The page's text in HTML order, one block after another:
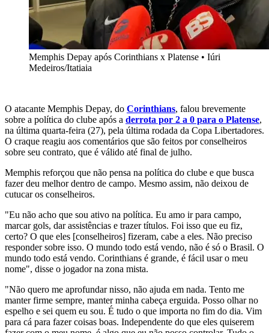
Memphis Depay após Corinthians x Platense • Iúri
Medeiros/Itatiaia
O atacante Memphis Depay, do Corinthians, falou brevemente
sobre a política do clube após a derrota por 2 a 0 para o Platense,
na última quarta-feira (27), pela última rodada da Copa Libertadores.
O craque reagiu aos comentários que são feitos por conselheiros
sobre seu contrato, que é válido até final de julho.
Memphis reforçou que não pensa na política do clube e que busca
fazer deu melhor dentro de campo. Mesmo assim, não deixou de
cutucar os conselheiros.
"Eu não acho que sou ativo na política. Eu amo ir para campo,
marcar gols, dar assistências e trazer títulos. Foi isso que eu fiz,
certo? O que eles [conselheiros] fizeram, cabe a eles. Não preciso
responder sobre isso. O mundo todo está vendo, não é só o Brasil. O
mundo todo está vendo. Corinthians é grande, é fácil usar o meu
nome", disse o jogador na zona mista.
"Não quero me aprofundar nisso, não ajuda em nada. Tento me
manter firme sempre, manter minha cabeça erguida. Posso olhar no
espelho e sei quem eu sou. É tudo o que importa no fim do dia. Vim
para cá para fazer coisas boas. Independente do que eles quiserem